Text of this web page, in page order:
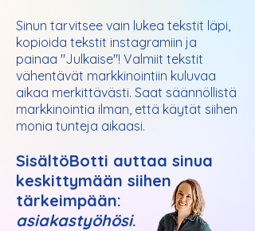
Sinun tarvitsee vain lukea tekstit läpi,
kopioida tekstit instagramiin ja
painaa "Julkaise"! Valmiit tekstit
vähentävät markkinointiin kuluvaa
aikaa merkittävästi. Saat säännöllistä
markkinointia ilman, että käytät siihen
monia tunteja aikaasi.
SisältöBotti auttaa sinua
keskittymään siihen
tärkeimpään:
asiakastyöhösi.